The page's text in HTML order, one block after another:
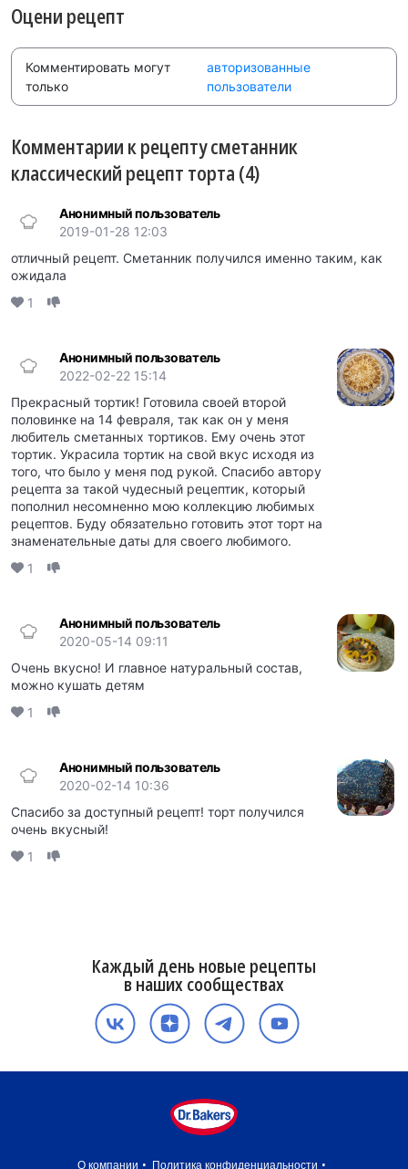
Оцени рецепт
Комментировать могут
только
авторизованные
пользователи
Комментарии к рецепту сметанник
классический рецепт торта (4)
Анонимный пользователь
2019-01-28 12:03
отличный рецепт. Сметанник получился именно таким, как
ожидала
1
Анонимный пользователь
2022-02-22 15:14
Прекрасный тортик! Готовила своей второй
половинке на 14 февраля, так как он у меня
любитель сметанных тортиков. Ему очень этот
тортик. Украсила тортик на свой вкус исходя из
того, что было у меня под рукой. Спасибо автору
рецепта за такой чудесный рецептик, который
пополнил несомненно мою коллекцию любимых
рецептов. Буду обязательно готовить этот торт на
знаменательные даты для своего любимого.
1
Анонимный пользователь
2020-05-14 09:11
Очень вкусно! И главное натуральный состав,
можно кушать детям
1
Анонимный пользователь
2020-02-14 10:36
Спасибо за доступный рецепт! торт получился
очень вкусный!
1
Каждый день новые рецепты
в наших сообществах
О компании Политика конфиденциальности